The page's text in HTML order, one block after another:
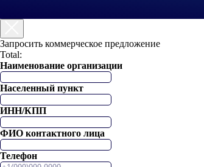
Запросить коммерческое предложение
Total:
Наименование организации
Населенный пункт
ИНН/КПП
ФИО контактного лица
Телефон